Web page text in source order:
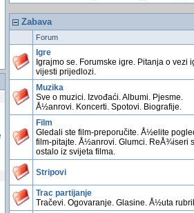
Zabava
Forum
Igre
Igrajmo se. Forumske igre. Pitanja o vezi
vijesti prijedlozi.
Muzika
Sve o muzici. Izvođaći. Albumi. Pjesme.
Å½anrovi. Koncerti. Spotovi. Biografije.
Film
Gledali ste film-preporučite. Å½elite
film-pitajte. Å½anrovi. Glumci. ReÅ¾iseri
ostalo iz svijeta filma.
Stripovi
Trac partijanje
Tračevi. Ogovaranje. Glasine. Å½uta